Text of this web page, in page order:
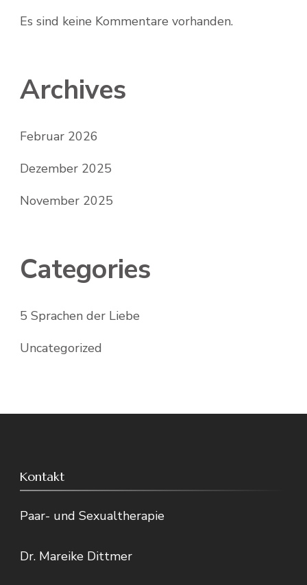
Es sind keine Kommentare vorhanden.
Archives
Februar 2026
Dezember 2025
November 2025
Categories
5 Sprachen der Liebe
Uncategorized
Kontakt
Paar- und Sexualtherapie
Dr. Mareike Dittmer